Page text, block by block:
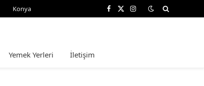
Konya Facebook
X
Instagram
Yemek Yerleri İletişim